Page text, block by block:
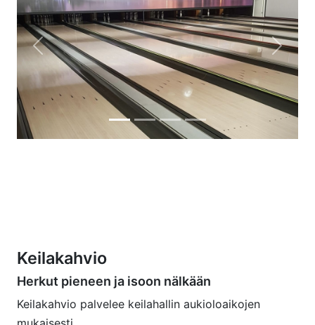
Previous Next
Keilakahvio
Herkut pieneen ja isoon nälkään
Keilakahvio palvelee keilahallin aukioloaikojen